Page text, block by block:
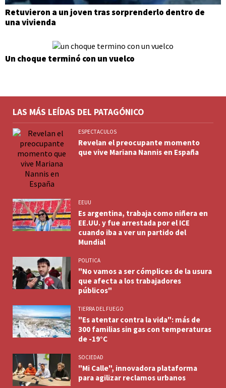
Retuvieron a un joven tras sorprenderlo dentro de
una vivienda
Un choque terminó con un vuelco
LAS MÁS LEÍDAS DEL PATAGÓNICO
ESPECTACULOS
Revelan el preocupante momento
que vive Mariana Nannis en España
EEUU
Es argentina, trabaja como niñera en
EE.UU. y fue arrestada por el ICE
cuando iba a ver un partido del
Mundial
POLITICA
"No vamos a ser cómplices de la usura
que afecta a los trabajadores
públicos"
TIERRA DEL FUEGO
"Es atentar contra la vida": más de
300 familias sin gas con temperaturas
de -19°C
SOCIEDAD
"Mi Calle", innovadora plataforma
para agilizar reclamos urbanos